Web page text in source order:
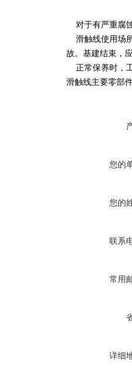
对于有严重腐
滑触线使用场
故。基建结束，
正常保养时，
滑触线主要零部
您的
您的
联系
常用
详细